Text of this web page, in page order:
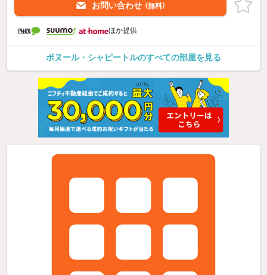
お問い合わせ （無料）
ほか提供
ボヌール・シャピートルのすべての部屋を見る